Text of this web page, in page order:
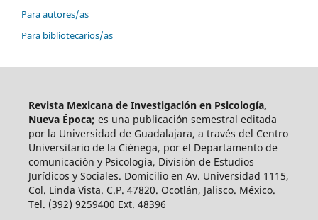
Para autores/as
Para bibliotecarios/as
Revista Mexicana de Investigación en Psicología,
Nueva Época; es una publicación semestral editada
por la Universidad de Guadalajara, a través del Centro
Universitario de la Ciénega, por el Departamento de
comunicación y Psicología, División de Estudios
Jurídicos y Sociales. Domicilio en Av. Universidad 1115,
Col. Linda Vista. C.P. 47820. Ocotlán, Jalisco. México.
Tel. (392) 9259400 Ext. 48396